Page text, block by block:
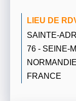
LIEU DE
SAINTE-
76 - SEINE-
NORMANDIE
FRANCE